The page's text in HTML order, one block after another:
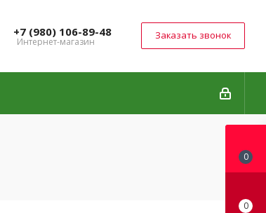
+7 (980) 106-89-48
Интернет-магазин
Заказать звонок
0
0